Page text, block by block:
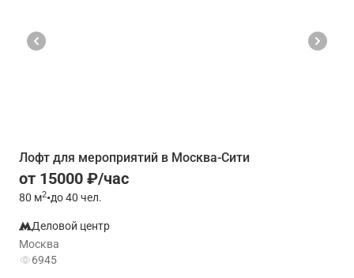
Лофт для мероприятий в Москва-Сити
от 15000 ₽/час
80 м2•до 40 чел.
Деловой центр
Москва
6945